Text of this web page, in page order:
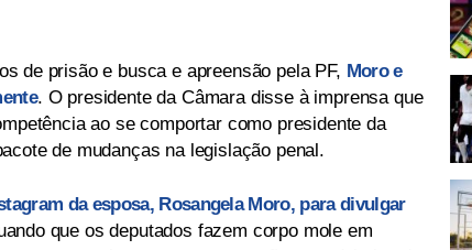
de prisão e busca e apreensão pela PF, Moro e
. O presidente da Câmara disse à imprensa que
ao se comportar como presidente da
de mudanças na legislação penal.
da esposa, Rosangela Moro, para divulgar
que os deputados fazem corpo mole em